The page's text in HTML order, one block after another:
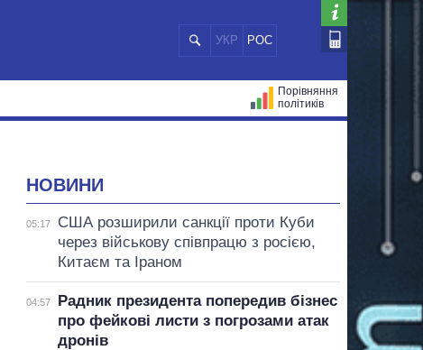
УКР РОС
Порівняння
політиків
НОВИНИ
05:17
США розширили санкції проти Куби
через військову співпрацю з росією,
Китаєм та Іраном
04:57
Радник президента попередив бізнес
про фейкові листи з погрозами атак
дронів